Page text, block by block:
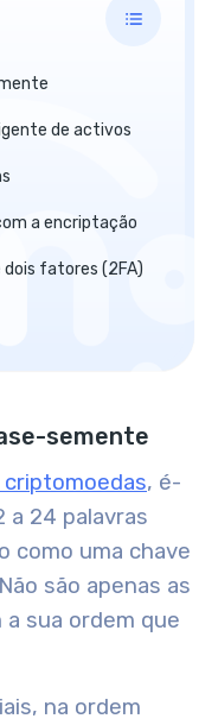
de activos
a encriptação
dois fatores (2FA)
semente
, é-
a 24 palavras
como uma chave
são apenas as
a sua ordem que
na ordem